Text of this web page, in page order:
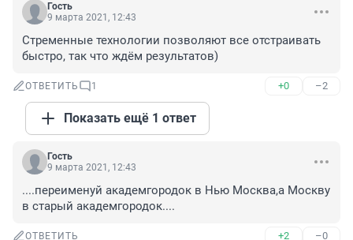
Гость
9 марта 2021, 12:43
Стременные технологии позволяют все отстраивать
быстро, так что ждём результатов)
ОТВЕТИТЬ 1 +0 –2
Показать ещё 1 ответ
Гость
9 марта 2021, 12:43
....переименуй академгородок в Нью Москва,а Москву
в старый академгородок....
ОТВЕТИТЬ +2 –0